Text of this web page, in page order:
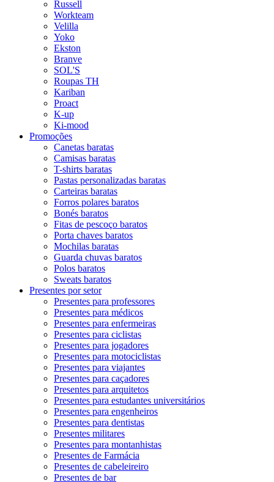
Russell
Workteam
Velilla
Yoko
Ekston
Branve
SOL'S
Roupas TH
Kariban
Proact
K-up
Ki-mood
Promoções
Canetas baratas
Camisas baratas
T-shirts baratas
Pastas personalizadas baratas
Carteiras baratas
Forros polares baratos
Bonés baratos
Fitas de pescoço baratos
Porta chaves baratos
Mochilas baratas
Guarda chuvas baratos
Polos baratos
Sweats baratos
Presentes por setor
Presentes para professores
Presentes para médicos
Presentes para enfermeiras
Presentes para ciclistas
Presentes para jogadores
Presentes para motociclistas
Presentes para viajantes
Presentes para caçadores
Presentes para arquitetos
Presentes para estudantes universitários
Presentes para engenheiros
Presentes para dentistas
Presentes militares
Presentes para montanhistas
Presentes de Farmácia
Presentes de cabeleireiro
Presentes de bar